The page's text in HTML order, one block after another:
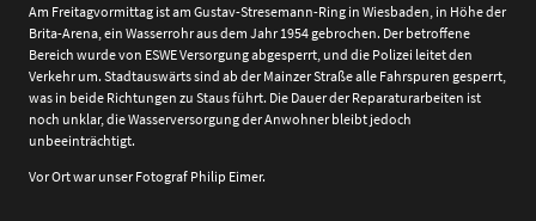
Am Freitagvormittag ist am Gustav-Stresemann-Ring in Wiesbaden, in Höhe der
Brita-Arena, ein Wasserrohr aus dem Jahr 1954 gebrochen. Der betroffene
Bereich wurde von ESWE Versorgung abgesperrt, und die Polizei leitet den
Verkehr um. Stadtauswärts sind ab der Mainzer Straße alle Fahrspuren gesperrt,
was in beide Richtungen zu Staus führt. Die Dauer der Reparaturarbeiten ist
noch unklar, die Wasserversorgung der Anwohner bleibt jedoch
unbeeinträchtigt.
Vor Ort war unser Fotograf Philip Eimer.